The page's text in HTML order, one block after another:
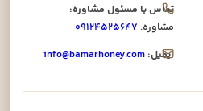
تماس با مسئول مشاوره:
مشاوره: ۰۹۱۲۴۵۲۵۶۴۷
ایمیل: info@bamarhoney.com